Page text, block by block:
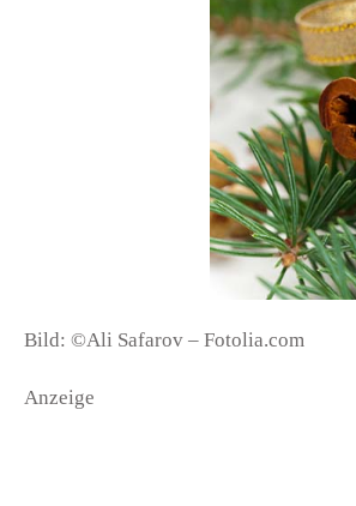
Bild: ©Ali Safarov – Fotolia.com
Anzeige